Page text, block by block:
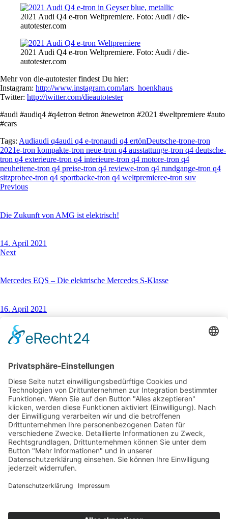
2021 Audi Q4 e-tron Weltpremiere. Foto: Audi / die-
autotester.com
2021 Audi Q4 e-tron Weltpremiere. Foto: Audi / die-
autotester.com
Mehr von die-autotester findest Du hier:
Instagram: http://www.instagram.com/lars_hoenkhaus
Twitter: http://twitter.com/dieautotester
#audi #audiq4 #q4etron #etron #newetron #2021 #weltpremiere #auto
#cars
Tags: Audiaudi q4audi q4 e-tronaudi q4 ertönDeutsche-trone-tron
2021e-tron kompakte-tron neue-tron q4 ausstattunge-tron q4 deutsche-
tron q4 exterieure-tron q4 interieure-tron q4 motore-tron q4
neuheitene-tron q4 preise-tron q4 reviewe-tron q4 rundgange-tron q4
sitzprobee-tron q4 sportbacke-tron q4 weltpremieree-tron suv
Beitragsnavigation
Previous
Die Zukunft von AMG ist elektrisch!
14. April 2021
Next
Mercedes EQS – Die elektrische Mercedes S-Klasse
16. April 2021
You May Also Like
Verbrauch-Test: 100 km im KIA ProCeed GT
6. April 2016
Fahrbericht VW Tiguan 2017 | Test | 2016
21. März 2020
Verbrauch-Test: 4 x 100 km im Audi e-tron